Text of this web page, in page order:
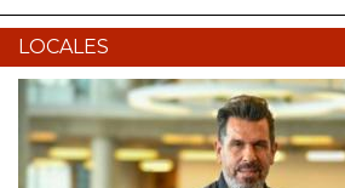
LOCALES